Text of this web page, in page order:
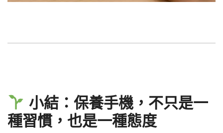
小結：保養手機，不只是一
種習慣，也是一種態度